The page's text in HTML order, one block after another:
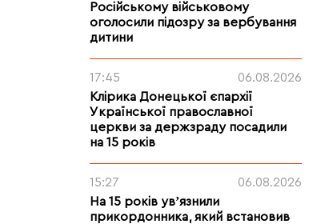
Російському військовому
оголосили підозру за вербування
дитини
17:45
06.08.2026
Клірика Донецької єпархії
Української православної
церкви за держзраду посадили
на 15 років
15:27
06.08.2026
На 15 років увʼязнили
прикордонника, який встановив